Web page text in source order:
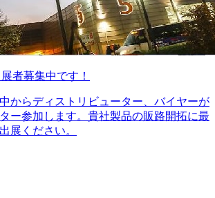
者募集中です！
からディストリビューター、バイヤーが
ー参加します。貴社製品の販路開拓に最
展ください。